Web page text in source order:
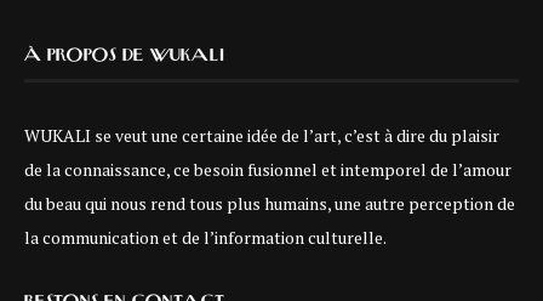
À PROPOS DE WUKALI
WUKALI se veut une certaine idée de l’art, c’est à dire du plaisir
de la connaissance, ce besoin fusionnel et intemporel de l’amour
du beau qui nous rend tous plus humains, une autre perception de
la communication et de l’information culturelle.